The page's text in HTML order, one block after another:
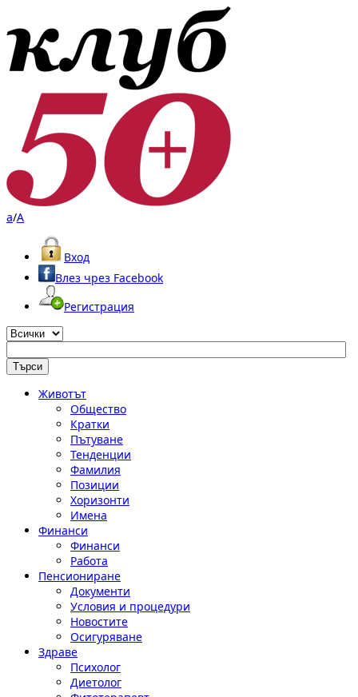
a/A
Вход
Влез чрез Facebook
Регистрация
Животът
Общество
Кратки
Пътуване
Тенденции
Фамилия
Позиции
Хоризонти
Имена
Финанси
Финанси
Работа
Пенсиониране
Документи
Условия и процедури
Новостите
Осигуряване
Здраве
Психолог
Диетолог